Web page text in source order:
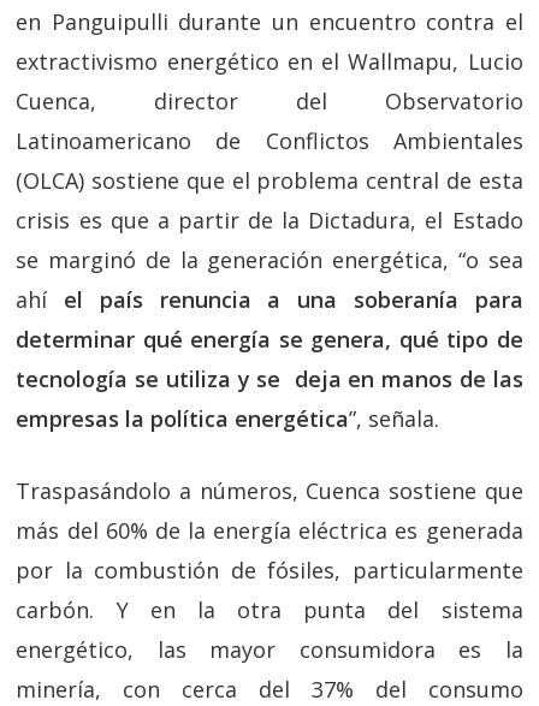
en Panguipulli durante un encuentro contra el
extractivismo energético en el Wallmapu, Lucio
Cuenca, director del Observatorio
Latinoamericano de Conflictos Ambientales
(OLCA) sostiene que el problema central de esta
crisis es que a partir de la Dictadura, el Estado
se marginó de la generación energética, “o sea
ahí el país renuncia a una soberanía para
determinar qué energía se genera, qué tipo de
tecnología se utiliza y se deja en manos de las
empresas la política energética”, señala.
Traspasándolo a números, Cuenca sostiene que
más del 60% de la energía eléctrica es generada
por la combustión de fósiles, particularmente
carbón. Y en la otra punta del sistema
energético, las mayor consumidora es la
minería, con cerca del 37% del consumo